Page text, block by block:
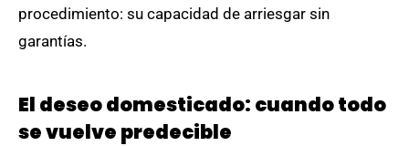
procedimiento: su capacidad de arriesgar sin
garantías.
El deseo domesticado: cuando todo
se vuelve predecible